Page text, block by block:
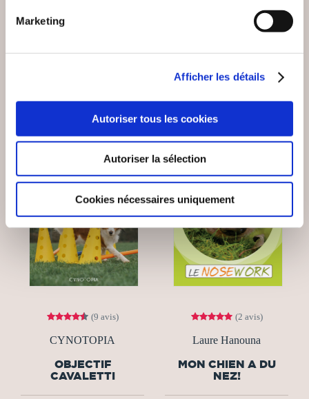
Marketing
Afficher les détails
Autoriser tous les cookies
Autoriser la sélection
Cookies nécessaires uniquement
JOURS DE YOGA
29€90
Coup de
coeur
(9 avis)
CYNOTOPIA
OBJECTIF
CAVALETTI
(2 avis)
Laure Hanouna
MON CHIEN A DU
NEZ!